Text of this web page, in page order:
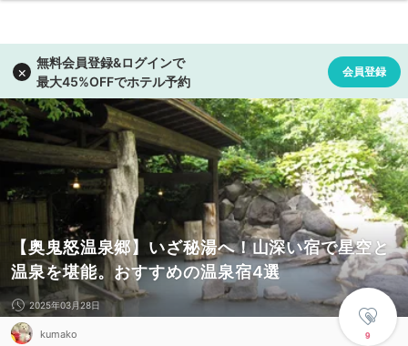
【奥鬼怒温泉郷】いざ秘湯へ！山深い宿で星空と
温泉を堪能。おすすめの温泉宿4選
9
2025年03月28日
kumako